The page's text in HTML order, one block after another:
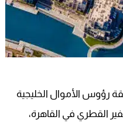
رؤوس الأموال الخليجية
القطري في القاهرة،